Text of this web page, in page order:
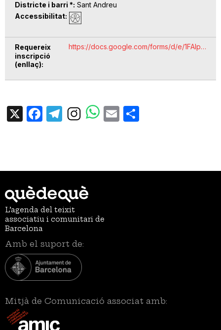
Districte i barri * Sant Andreu
Accessibilitat
Requereix
inscripció
(enllaç)
https://docs.google.com/forms/d/e/1FAIp…
X Facebook
TelegramEmail
L’agenda del teixit
associatiu i comunitari de
Barcelona
Amb el suport de:
Mitjà de Comunicació associat amb: